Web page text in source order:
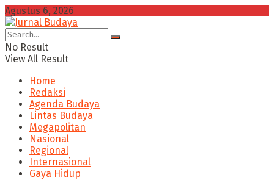
Agustus 6, 2026
No Result
View All Result
Home
Redaksi
Agenda Budaya
Lintas Budaya
Megapolitan
Nasional
Regional
Internasional
Gaya Hidup